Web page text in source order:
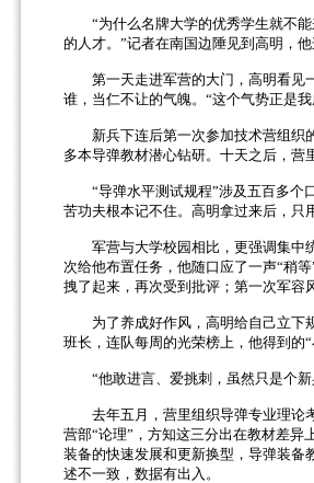
“为什么名牌大学的优秀学生就不
的人才。 ”记者在南国边陲见到高明，
第一天走进军营的大门，高明看见
谁，当仁不让的气魄。 “这个气势正是我
新兵下连后第一次参加技术营组织的
多本导弹教材潜心钻研。十天之后，
“导弹水平测试规程”涉及五百多个
苦功夫根本记不住。高明拿过来后
军营与大学校园相比，更强调集中
次给他布置任务，他随口应了一声“稍等
拽了起来，再次受到批评；第一次军
为了养成好作风，高明给自己立下
班长，连队每周的光荣榜上，他得到的“
“他敢进言、爱挑刺，虽然只是个
去年五月，营里组织导弹专业理论
营部“论理” ，方知这三分出在教材差
装备的快速发展和更新换型，导弹装备
述不一致，数据有出入。